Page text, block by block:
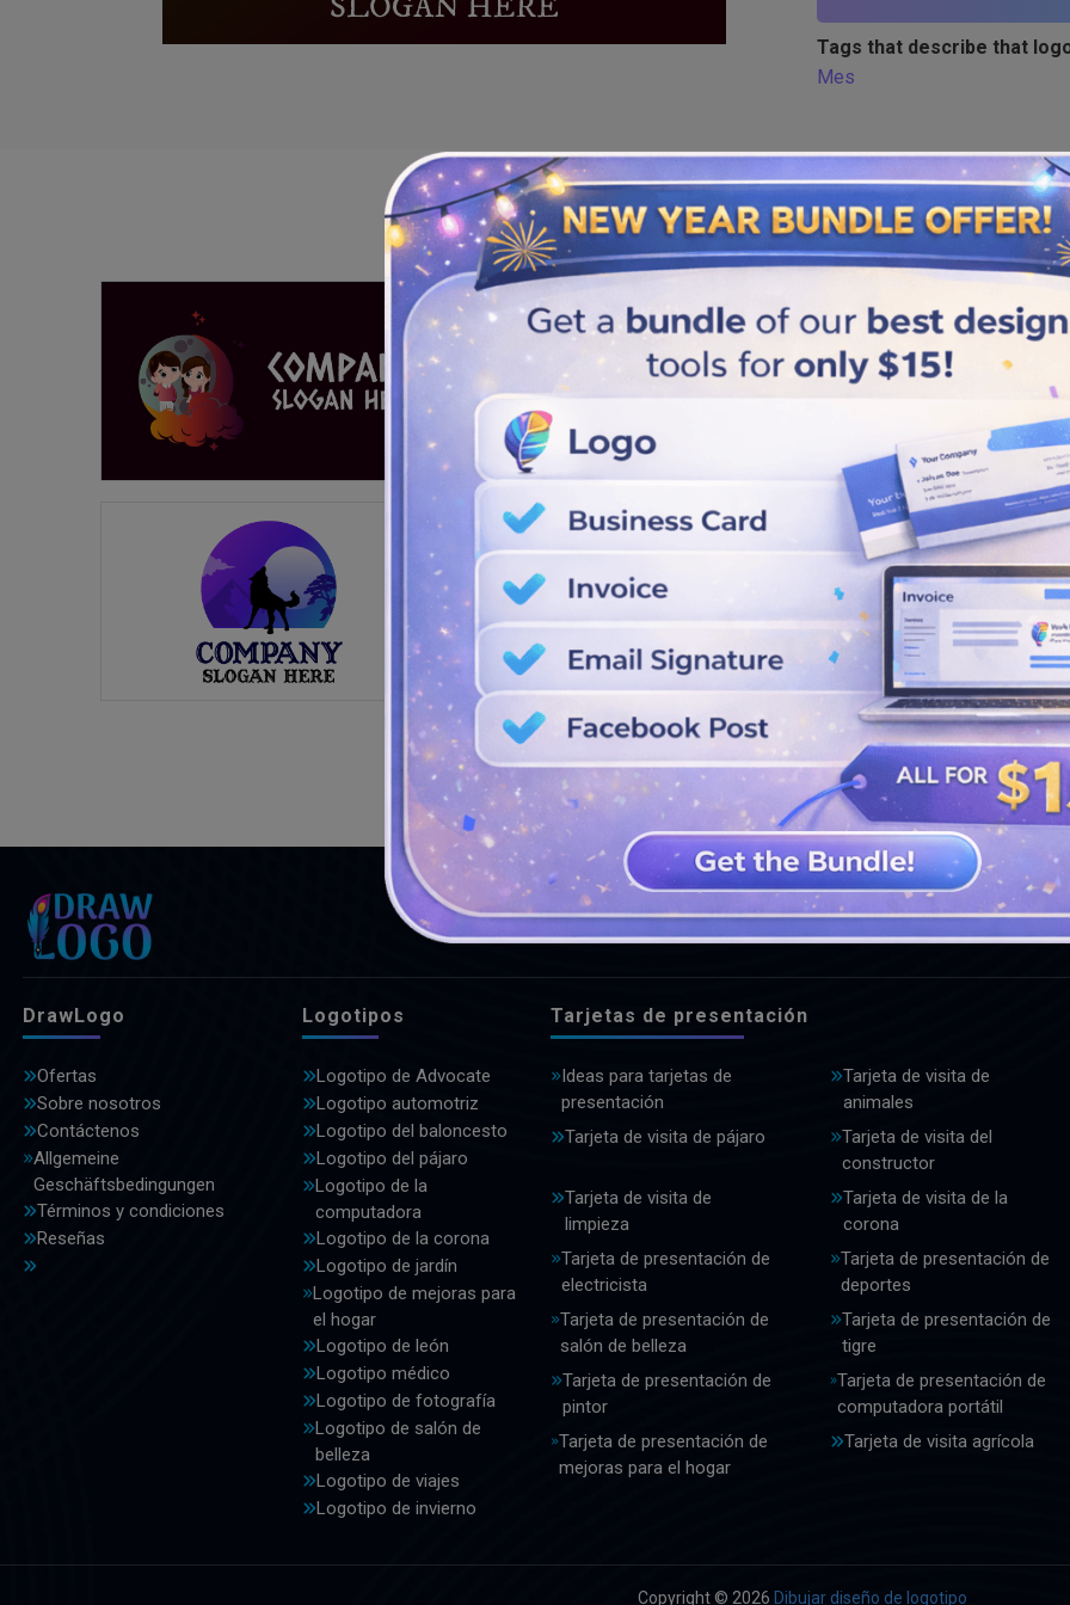
Tags that describe that
Mes
Similar logos
VER MÁS DISEÑOS
DrawLogo
Ofertas
Sobre nosotros
Contáctenos
Allgemeine
Geschäftsbedingungen
Términos y condiciones
Reseñas
Logotipos
Logotipo de Advocate
Logotipo automotriz
Logotipo del baloncesto
Logotipo del pájaro
Logotipo de la
computadora
Logotipo de la corona
Logotipo de jardín
Logotipo de mejoras para
el hogar
Logotipo de león
Logotipo médico
Logotipo de fotografía
Logotipo de salón de
belleza
Logotipo de viajes
Logotipo de invierno
Tarjetas de presentación
Ideas para tarjetas de
presentación
Tarjeta de visita de
animales
Tarjeta de visita de pájaro
Tarjeta de visita del
constructor
Tarjeta de visita de
limpieza
Tarjeta de visita de la
corona
Tarjeta de presentación de
electricista
Tarjeta de presentación de
deportes
Tarjeta de presentación de
salón de belleza
Tarjeta de presentación de
tigre
Tarjeta de presentación de
pintor
Tarjeta de presentación de
computadora portátil
Tarjeta de presentación de
mejoras para el hogar
Tarjeta de visita agrícola
Copyright © 2026 Dibujar diseño de logotipo